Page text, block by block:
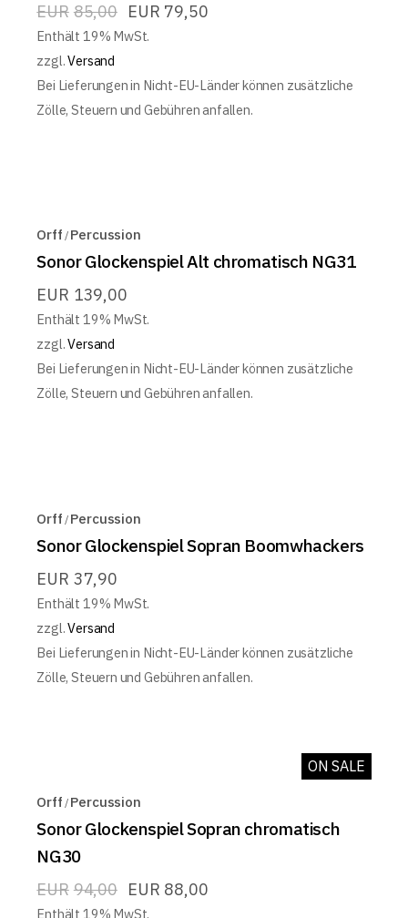
EUR 85,00 EUR 79,50
Enthält 19% MwSt.
zzgl.Versand
Bei Lieferungen in Nicht-EU-Länder können zusätzliche
Zölle, Steuern und Gebühren anfallen.
Orff Percussion
Sonor Glockenspiel Alt chromatisch NG31
EUR 139,00
Enthält 19% MwSt.
zzgl.Versand
Bei Lieferungen in Nicht-EU-Länder können zusätzliche
Zölle, Steuern und Gebühren anfallen.
Orff Percussion
Sonor Glockenspiel Sopran Boomwhackers
EUR 37,90
Enthält 19% MwSt.
zzgl.Versand
Bei Lieferungen in Nicht-EU-Länder können zusätzliche
Zölle, Steuern und Gebühren anfallen.
ON SALE
Orff Percussion
Sonor Glockenspiel Sopran chromatisch
NG30
EUR 94,00 EUR 88,00
Enthält 19% MwSt.